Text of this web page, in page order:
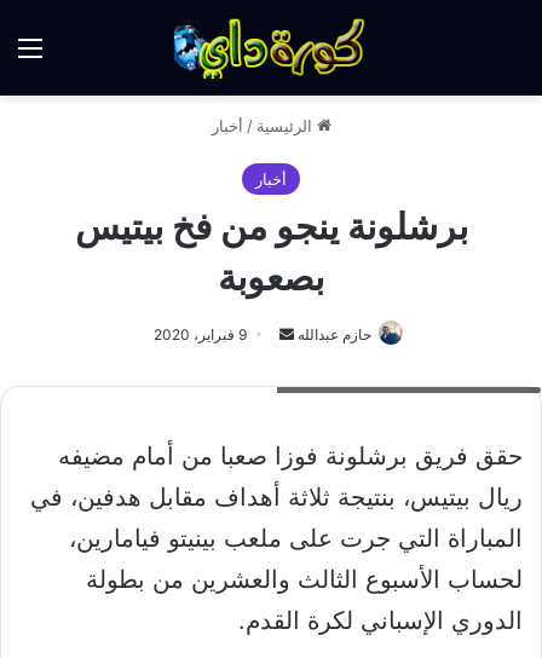
الرئيسية / أخبار
أخبار
برشلونة ينجو من فخ بيتيس
بصعوبة
حازم عبدالله
أرسل
إلكترونيا
9 فبراير، 2020
حقق فريق برشلونة فوزا صعبا من أمام مضيفه
ريال بيتيس، بنتيجة ثلاثة أهداف مقابل هدفين، في
المباراة التي جرت على ملعب بينيتو فيامارين،
لحساب الأسبوع الثالث والعشرين من بطولة
الدوري الإسباني لكرة القدم.